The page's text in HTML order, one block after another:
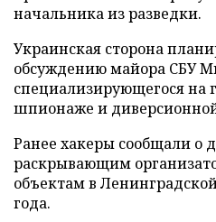
начальника из разведки.
Украинская сторона
обсуждению майора СБУ
специализирующегося на
шпионаже и
Ранее хакеры сообщали о
раскрывающим
объектам в
года.